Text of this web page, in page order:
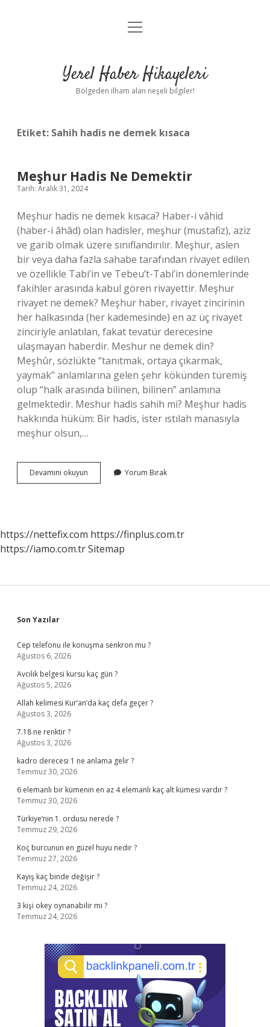
Anasayfa
Yasal Uyarı
menüyü
Yerel Haber Hikayeleri
Bölgeden ilham alan neşeli bilgiler!
Etiket: Sahih hadis ne demek kısaca
Meşhur Hadis Ne Demektir
Tarih: Aralık 31, 2024
Meşhur hadis ne demek kısaca? Haber-i vâhid
(haber-i âhâd) olan hadisler, meşhur (mustafiz), aziz
ve garib olmak üzere sınıflandırılır. Meşhur, aslen
bir veya daha fazla sahabe tarafından rivayet edilen
ve özellikle Tabi’in ve Tebeu’t-Tabi’in dönemlerinde
fakihler arasında kabul gören rivayettir. Meşhur
rivayet ne demek? Meşhur haber, rivayet zincirinin
her halkasında (her kademesinde) en az üç rivayet
zinciriyle anlatılan, fakat tevatür derecesine
ulaşmayan haberdir. Meshur ne demek din?
Meşhûr, sözlükte “tanıtmak, ortaya çıkarmak,
yaymak” anlamlarına gelen şehr kökünden türemiş
olup “halk arasında bilinen, bilinen” anlamına
gelmektedir. Meshur hadis sahih mi? Meşhur hadis
hakkında hüküm: Bir hadis, ister ıstılah manasıyla
meşhur olsun,…
Devamını okuyun
Hadis
Yorum Bırak
https://nettefix.com https://finplus.com.tr
https://iamo.com.trSitemap
Sidebar
Son Yazılar
Cep telefonu ile konuşma senkron mu ?
Ağustos 6, 2026
Avcılık belgesi kursu kaç gün ?
Ağustos 5, 2026
Allah kelimesi Kur’an’da kaç defa geçer ?
Ağustos 3, 2026
7.18 ne renktir ?
Ağustos 3, 2026
kadro derecesi 1 ne anlama gelir ?
Temmuz 30, 2026
6 elemanlı bir kümenin en az 4 elemanlı kaç alt kümesi vardır ?
Temmuz 30, 2026
Türkiye’nin 1. ordusu nerede ?
Temmuz 29, 2026
Koç burcunun en güzel huyu nedir ?
Temmuz 27, 2026
Kayış kaç binde değişir ?
Temmuz 24, 2026
3 kişi okey oynanabilir mi ?
Temmuz 24, 2026